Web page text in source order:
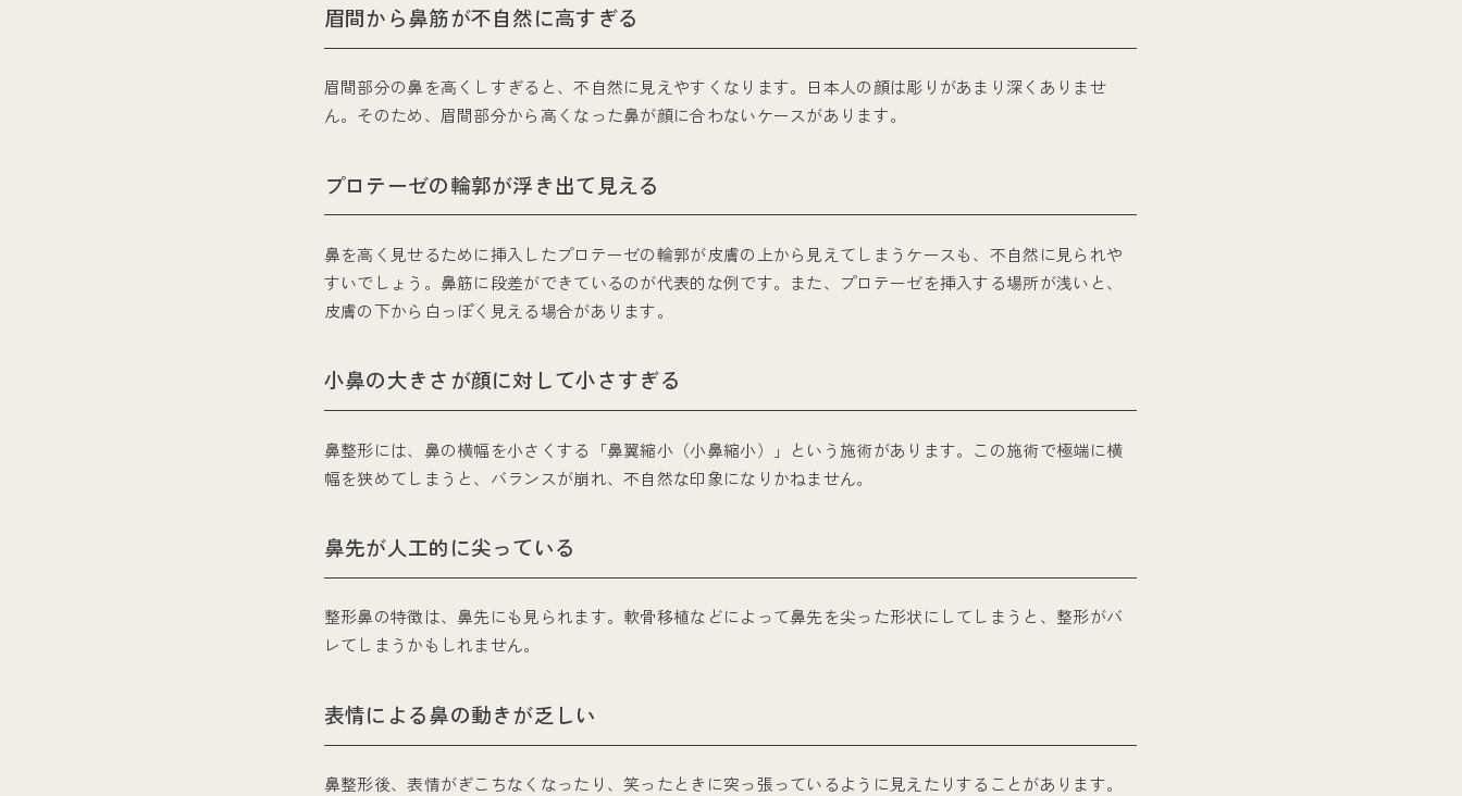
眉間から鼻筋が不自然に高すぎる
眉間部分の鼻を高くしすぎると、不自然に見えやすくなります。日本人の顔は彫りがあまり深くありませ
ん。そのため、眉間部分から高くなった鼻が顔に合わないケースがあります。
プロテーゼの輪郭が浮き出て見える
鼻を高く見せるために挿入したプロテーゼの輪郭が皮膚の上から見えてしまうケースも、不自然に見られや
すいでしょう。鼻筋に段差ができているのが代表的な例です。また、プロテーゼを挿入する場所が浅いと、
皮膚の下から白っぽく見える場合があります。
小鼻の大きさが顔に対して小さすぎる
鼻整形には、鼻の横幅を小さくする「鼻翼縮小（小鼻縮小）」という施術があります。この施術で極端に横
幅を狭めてしまうと、バランスが崩れ、不自然な印象になりかねません。
鼻先が人工的に尖っている
整形鼻の特徴は、鼻先にも見られます。軟骨移植などによって鼻先を尖った形状にしてしまうと、整形がバ
レてしまうかもしれません。
表情による鼻の動きが乏しい
鼻整形後、表情がぎこちなくなったり、笑ったときに突っ張っているように見えたりすることがあります。